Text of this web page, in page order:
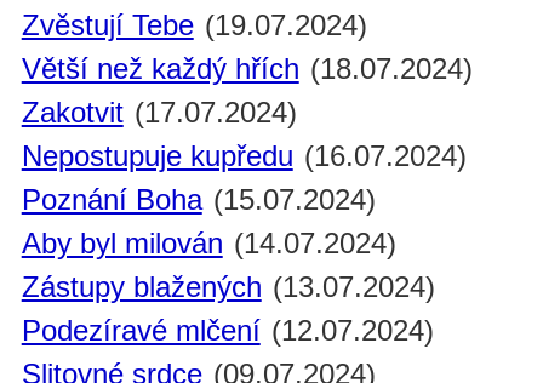
Zvěstují Tebe (19.07.2024)
Větší než každý hřích (18.07.2024)
Zakotvit (17.07.2024)
Nepostupuje kupředu (16.07.2024)
Poznání Boha (15.07.2024)
Aby byl milován (14.07.2024)
Zástupy blažených (13.07.2024)
Podezíravé mlčení (12.07.2024)
Slitovné srdce (09.07.2024)